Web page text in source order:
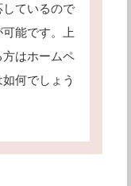
ているので
能です。上
はホームペ
何でしょう